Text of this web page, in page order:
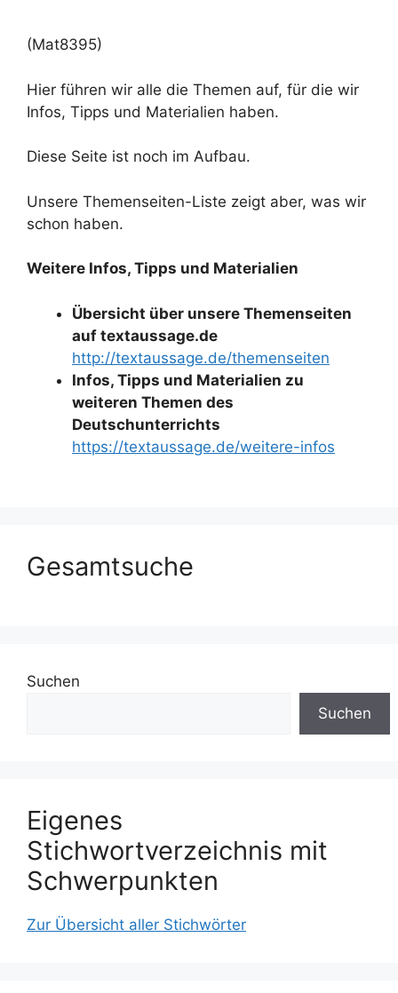
(Mat8395)
Hier führen wir alle die Themen auf, für die wir
Infos, Tipps und Materialien haben.
Diese Seite ist noch im Aufbau.
Unsere Themenseiten-Liste zeigt aber, was wir
schon haben.
Weitere Infos, Tipps und Materialien
Übersicht über unsere Themenseiten
auf textaussage.de
http://textaussage.de/themenseiten
Infos, Tipps und Materialien zu
weiteren Themen des
Deutschunterrichts
https://textaussage.de/weitere-infos
Gesamtsuche
Suchen
Suchen
Eigenes
Stichwortverzeichnis mit
Schwerpunkten
Zur Übersicht aller Stichwörter